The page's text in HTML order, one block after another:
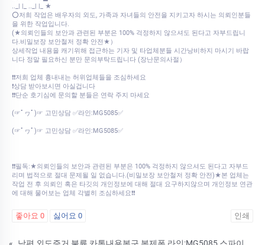
.._| |_ .._| |_ ★
⭕저희 작업은 배우자의 외도, 가족과 자녀들의 안전을 지키고자 하시는 의뢰인분들
을 위한 작업입니다.
(★의뢰인들의 보안과 관련된 부분은 100% 걱정하지 않으셔도 된다고 자부드립니
다.비밀보장 보안철저 정확 안전★）
상세작업 내용을 캐기위해 접근하는 기자 및 타업체분들 시간낭비하지 마시기 바랍
니다 정말 필요하신 분만 문의부탁드립니다 (장난문의사절）
❗❗저희 업체 흉내내는 허위업체들을 조심하세요
❗상담 받아보시면 아실겁니다
❗❗단순 호기심에 문의할 분들은 연락 주지 마세요
(☞ﾟヮﾟ)☞ 고민상담 ✅라인:MG5085✅
(☞ﾟヮﾟ)☞ 고민상담 ✅라인:MG5085✅
❗❗필독:★의뢰인들의 보안과 관련된 부분은 100% 걱정하지 않으셔도 된다고 자부드
리며 법적으로 절대 문제될 일 없습니다.(비밀보장 보안철저 정확 안전)★본 업체는
작업 전 후 의뢰인 혹은 타깃의 개인정보에 대해 절대 요구하지않으며 개인정보 연관
에 대해 물어보는 업체 각별히 조심하세요❗❗
좋아요 0 싫어요 0 인쇄